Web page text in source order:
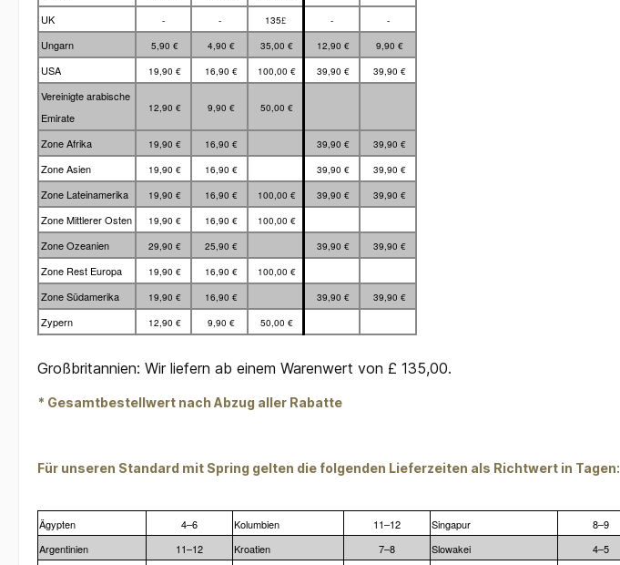
UK - - 135£ - -
Ungarn 5,90 € 4,90 € 35,00 € 12,90 € 9,90 €
USA 19,90 € 16,90 € 100,00 € 39,90 € 39,90 €
Vereinigte arabische
Emirate
12,90 € 9,90 € 50,00 €
Zone Afrika 19,90 € 16,90 € 39,90 € 39,90 €
Zone Asien 19,90 € 16,90 € 39,90 € 39,90 €
Zone Lateinamerika 19,90 € 16,90 € 100,00 € 39,90 € 39,90 €
Zone Mittlerer Osten 19,90 € 16,90 € 100,00 €
Zone Ozeanien 29,90 € 25,90 € 39,90 € 39,90 €
Zone Rest Europa 19,90 € 16,90 € 100,00 €
Zone Südamerika 19,90 € 16,90 € 39,90 € 39,90 €
Zypern 12,90 € 9,90 € 50,00 €
Großbritannien: Wir liefern ab einem Warenwert von £ 135,00.
* Gesamtbestellwert nach Abzug aller Rabatte
Für unseren Standard mit Spring gelten die folgenden Lieferzeiten als Richtwert in Tagen:
Ägypten 4–6 Kolumbien 11–12 Singapur
8–9
Argentinien
11–12 Kroatien 7–8 Slowakei
4–5